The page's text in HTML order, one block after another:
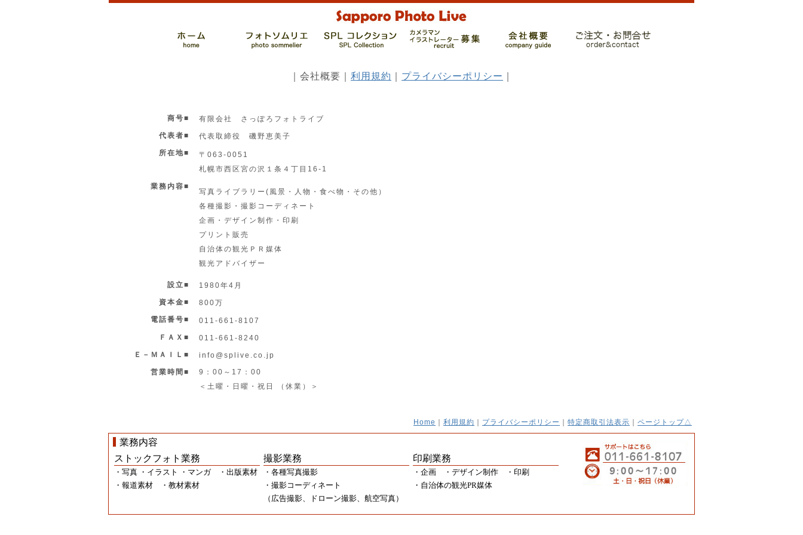
｜会社概要｜ 利用規約 プライバシーポリシー
商号■
有限会社 さっぽろフォトライブ
代表者■
代表取締役 磯野恵美子
所在地■
〒063-0051
札幌市西区宮の沢１条４丁目16-1
業務内容■
写真ライブラリー(風景・人物・食べ物・その他）
各種撮影・撮影コーディネート
企画・デザイン制作・印刷
プリント販売
自治体の観光ＰＲ媒体
観光アドバイザー
設立■
1980年4月
資本金■
800万
電話番号■
011-661-8107
ＦＡＸ■
011-661-8240
Ｅ－ＭＡＩＬ■
info@splive.co.jp
営業時間■
9：00～17：00
＜土曜・日曜・祝日 （休業）＞
Home ｜ 利用規約 ｜ プライバシーポリシー ｜ 特定商取引法表示 ｜ ページトップ△
業務内容
ストックフォト業務
・写真 ・イラスト ・マンガ ・出版素材
・報道素材 ・教材素材
撮影業務
・各種写真撮影
・撮影コーディネート
（広告撮影、ドローン撮影、航空写真）
印刷業務
・企画 ・デザイン制作 ・印刷
・自治体の観光PR媒体